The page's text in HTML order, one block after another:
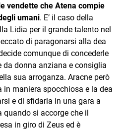
vendette che Atena compie
umani. E’ il caso della
Lidia per il grande talento nel
di paragonarsi alla dea
comunque di concederle
da donna anziana e consiglia
sua arroganza. Aracne però
in maniera spocchiosa e la dea
e di sfidarla in una gara a
quando si accorge che il
in giro di Zeus ed è